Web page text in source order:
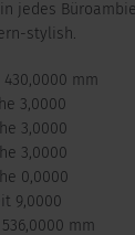
jedes
stylish.
mm
3,0000
3,0000
3,0000
0,0000
9,0000
mm